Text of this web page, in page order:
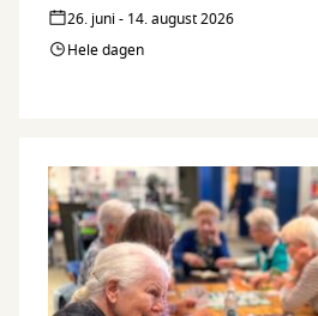
26. juni - 14. august 2026
Hele dagen